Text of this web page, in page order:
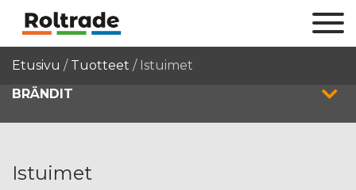
Etusivu / Tuotteet / Istuimet
BRÄNDIT
Istuimet